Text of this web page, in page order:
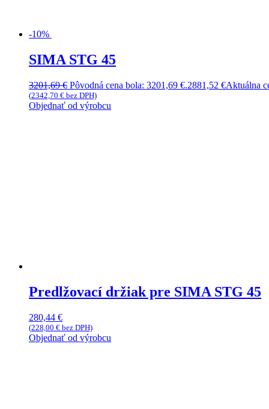
-10%
SIMA STG 45
3201,69€ Pôvodná cena bola: 3201,69 €.2881,52 €Aktuálna
(2342,70 € bez DPH)
Objednať od výrobcu
Predlžovací držiak pre SIMA STG 45
280,44 €
(228,00 € bez DPH)
Objednať od výrobcu